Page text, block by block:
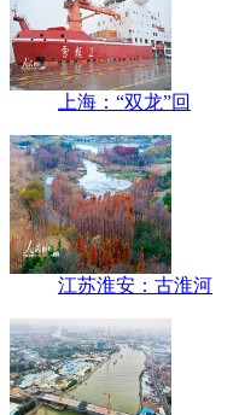
上海：“双龙”回
江苏淮安：古淮河